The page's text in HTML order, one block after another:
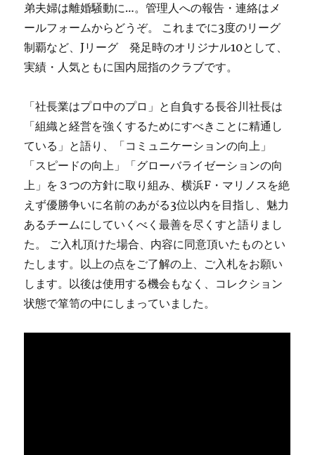
弟夫婦は離婚騒動に…。管理人への報告・連絡はメ
ールフォームからどうぞ。 これまでに3度のリーグ
制覇など、Jリーグ 発足時のオリジナル10として、
実績・人気ともに国内屈指のクラブです。
「社長業はプロ中のプロ」と自負する長谷川社長は
「組織と経営を強くするためにすべきことに精通し
ている」と語り、「コミュニケーションの向上」
「スピードの向上」「グローバライゼーションの向
上」を３つの方針に取り組み、横浜F・マリノスを絶
えず優勝争いに名前のあがる3位以内を目指し、魅力
あるチームにしていくべく最善を尽くすと語りまし
た。 ご入札頂けた場合、内容に同意頂いたものとい
たします。以上の点をご了解の上、ご入札をお願い
します。以後は使用する機会もなく、コレクション
状態で箪笥の中にしまっていました。